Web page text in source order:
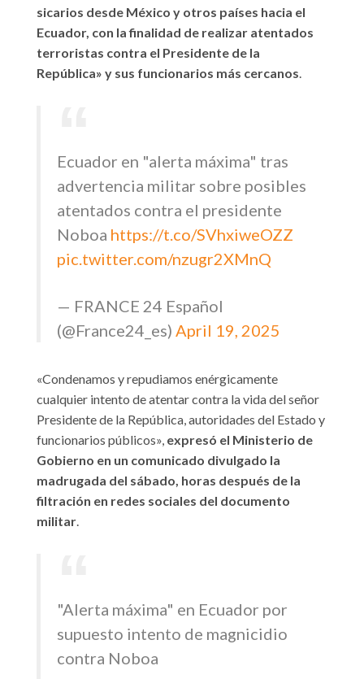
sicarios desde México y otros países hacia el
Ecuador, con la finalidad de realizar atentados
terroristas contra el Presidente de la
República» y sus funcionarios más cercanos
Ecuador en "alerta máxima" tras
advertencia militar sobre posibles
atentados contra el presidente
Noboa https://t.co/SVhxiweOZZ
pic.twitter.com/nzugr2XMnQ
— FRANCE 24 Español
(@France24_es) April 19, 2025
«Condenamos y repudiamos enérgicamente
cualquier intento de atentar contra la vida del señor
Presidente de la República, autoridades del Estado y
funcionarios públicos», expresó el Ministerio de
Gobierno en un comunicado divulgado la
madrugada del sábado, horas después de la
filtración en redes sociales del documento
militar
"Alerta máxima" en Ecuador por
supuesto intento de magnicidio
contra Noboa